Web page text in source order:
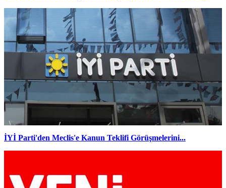
İYİ Parti'den Meclis'e Kanun Teklifi Görüşmelerini...